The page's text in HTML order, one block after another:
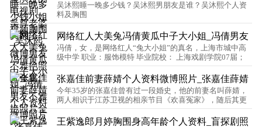
男友不雅艳照片全集
吴沐熙睡一晚多少钱？吴沐熙男朋友是谁？吴沐熙个人资
料及胸围
吴沐熙，1995年3月25日出生，天津人，央广华文
（北京）文化传媒有限公司艺人。95后平面模特、演员、
美女足彩分析师。 1/4中俄混血儿，2011年成功考上中国
戏曲学院附中（表演系），在校期间成绩优异。…
网络红人大美兔冯倩黄瓜中子大小姐_冯倩男友
不雅艳照片全集
冯倩，女，是网络红人“兔大小姐”的真名，上海市城中高
级中学 职业：服饰模特 毕业院校： 上海戏剧学院07届；
86年7月出生江西女孩卡叽布衣因今年3月7日开始在猫扑
论坛发布个人靓照和心情而走红网络，至今其发布的一个
网帖访问量达200 多万。…
张嘉佳前妻薛婧个人资料微博照片_张嘉佳薛婧
求婚视频_为什么离婚?
今年35岁的张嘉佳曾有过一段婚史，他的前妻名叫薛婧，
两人相识于江苏卫视的相亲节目《欢喜冤家》，随后其更
在节目中求婚抱得美人归，不过两人的婚姻仅维持了一年
便宣告结束。…
王紫逸郎月婷胸围身高年龄个人资料_盲探剧照